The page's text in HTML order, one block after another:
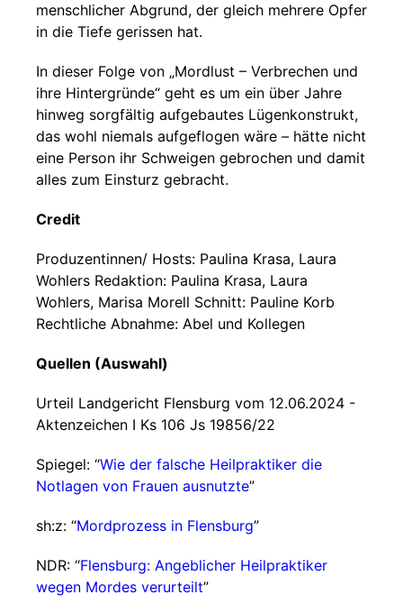
menschlicher Abgrund, der gleich mehrere Opfer
in die Tiefe gerissen hat.
In dieser Folge von „Mordlust – Verbrechen und
ihre Hintergründe“ geht es um ein über Jahre
hinweg sorgfältig aufgebautes Lügenkonstrukt,
das wohl niemals aufgeflogen wäre – hätte nicht
eine Person ihr Schweigen gebrochen und damit
alles zum Einsturz gebracht.
Credit
Produzentinnen/ Hosts: Paulina Krasa, Laura
Wohlers Redaktion: Paulina Krasa, Laura
Wohlers, Marisa Morell Schnitt: Pauline Korb
Rechtliche Abnahme: Abel und Kollegen
Quellen (Auswahl)
Urteil Landgericht Flensburg vom 12.06.2024 -
Aktenzeichen I Ks 106 Js 19856/22
Spiegel: “Wie der falsche Heilpraktiker die
Notlagen von Frauen ausnutzte”
sh:z: “Mordprozess in Flensburg”
NDR: “Flensburg: Angeblicher Heilpraktiker
wegen Mordes verurteilt”